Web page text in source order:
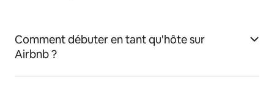
Comment débuter en tant qu'hôte sur
Airbnb ?